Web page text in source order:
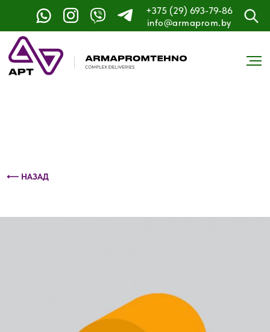
+375 (29) 693-79-86
info@armaprom.by
Контактный телефон: +375 (29) 693-79-86
⟵ НАЗАД